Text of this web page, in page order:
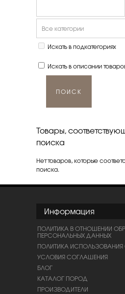
Искать в подкатегориях
Искать в описании
ПОИСК
Товары,
поиска
Нет товаров, которые
поиска.
Информация
ПОЛИТИКА В ОТНОШЕНИИ
ПЕРСОНАЛЬНЫХ ДАННЫХ
ПОЛИТИКА ИСПОЛЬЗОВАНИЯ
УСЛОВИЯ СОГЛАШЕНИЯ
БЛОГ
КАТАЛОГ ПОРОД
ПРОИЗВОДИТЕЛИ